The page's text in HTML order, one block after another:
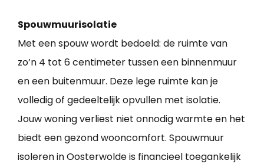
Spouwmuurisolatie
Met een spouw wordt bedoeld: de ruimte van
zo’n 4 tot 6 centimeter tussen een binnenmuur
en een buitenmuur. Deze lege ruimte kan je
volledig of gedeeltelijk opvullen met isolatie.
Jouw woning verliest niet onnodig warmte en het
biedt een gezond wooncomfort. Spouwmuur
isoleren in Oosterwolde is financieel toegankelijk